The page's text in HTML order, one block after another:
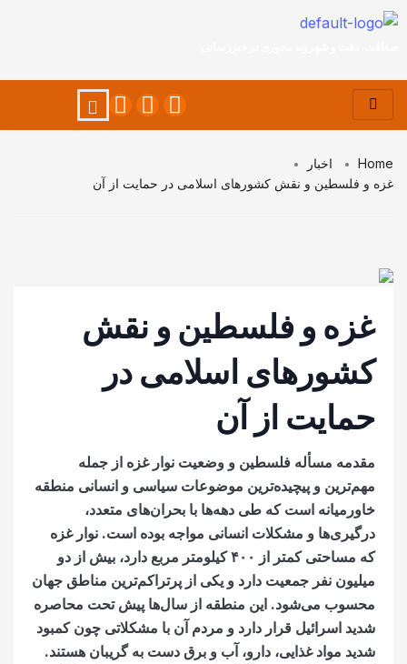
Home
اخبار
غزه و فلسطین و نقش کشورهای اسلامی در حمایت از آن
غزه و فلسطین و نقش
کشورهای اسلامی در
حمایت از آن
مقدمه مسأله فلسطین و وضعیت نوار غزه از جمله
مهم‌ترین و پیچیده‌ترین موضوعات سیاسی و انسانی منطقه
خاورمیانه است که طی دهه‌ها با بحران‌های متعدد،
درگیری‌ها و مشکلات انسانی مواجه بوده است. نوار غزه
که مساحتی کمتر از ۴۰۰ کیلومتر مربع دارد، بیش از دو
میلیون نفر جمعیت دارد و یکی از پرتراکم‌ترین مناطق جهان
محسوب می‌شود. این منطقه از سال‌ها پیش تحت محاصره
شدید اسرائیل قرار دارد و مردم آن با مشکلاتی چون کمبود
شدید مواد غذایی، دارو، آب و برق دست به گریبان هستند.